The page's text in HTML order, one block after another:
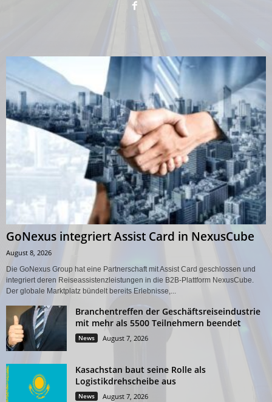
GoNexus integriert Assist Card in NexusCube
August 8, 2026
Die GoNexus Group hat eine Partnerschaft mit Assist Card geschlossen und
integriert deren Reiseassistenzleistungen in die B2B-Plattform NexusCube.
Der globale Marktplatz bündelt bereits Erlebnisse,...
Branchentreffen der Geschäftsreiseindustrie
mit mehr als 5500 Teilnehmern beendet
News August 7, 2026
Kasachstan baut seine Rolle als
Logistikdrehscheibe aus
News August 7, 2026